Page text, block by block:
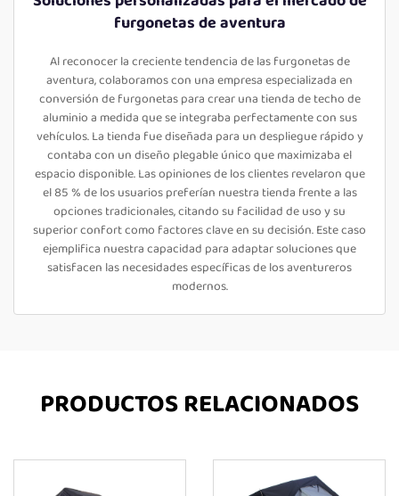
furgonetas de aventura
Al reconocer la creciente tendencia de las furgonetas de
aventura, colaboramos con una empresa especializada en
conversión de furgonetas para crear una tienda de techo de
aluminio a medida que se integraba perfectamente con sus
vehículos. La tienda fue diseñada para un despliegue rápido y
contaba con un diseño plegable único que maximizaba el
espacio disponible. Las opiniones de los clientes revelaron que
el 85 % de los usuarios preferían nuestra tienda frente a las
opciones tradicionales, citando su facilidad de uso y su
superior confort como factores clave en su decisión. Este caso
ejemplifica nuestra capacidad para adaptar soluciones que
satisfacen las necesidades específicas de los aventureros
modernos.
PRODUCTOS RELACIONADOS